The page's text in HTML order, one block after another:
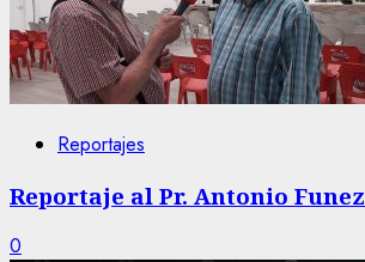
Reportajes
Reportaje al Pr. Antonio Funez
0